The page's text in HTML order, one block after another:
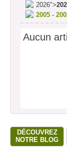
2026">
2005 -
Aucun
DÉCOUVREZ
NOTRE BLOG